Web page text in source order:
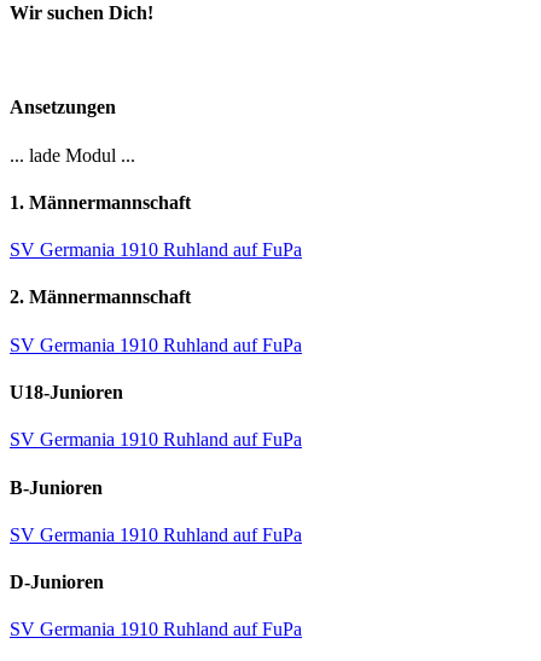
Wir suchen Dich!
Ansetzungen
... lade Modul ...
1. Männermannschaft
SV Germania 1910 Ruhland auf FuPa
2. Männermannschaft
SV Germania 1910 Ruhland auf FuPa
U18-Junioren
SV Germania 1910 Ruhland auf FuPa
B-Junioren
SV Germania 1910 Ruhland auf FuPa
D-Junioren
SV Germania 1910 Ruhland auf FuPa